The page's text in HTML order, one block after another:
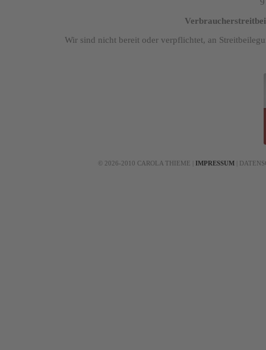
Wir sind nicht bereit oder verpflichtet, an
© 2026-2010 CAROLA THIEME IMPRESSUM